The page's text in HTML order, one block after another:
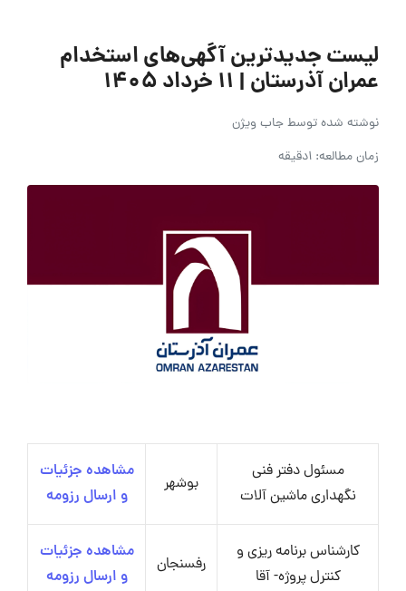
لیست جدیدترین آگهی‌های استخدام
عمران آذرستان | ۱۱ خرداد ۱۴۰۵
نوشته شده توسطجاب ویژن
زمان مطالعه: 1دقیقه
مسئول دفتر فنی
نگهداری ماشین آلات
بوشهر
مشاهده جزئیات
و ارسال رزومه
کارشناس برنامه ریزی و
کنترل پروژه- آقا
رفسنجان
مشاهده جزئیات
و ارسال رزومه